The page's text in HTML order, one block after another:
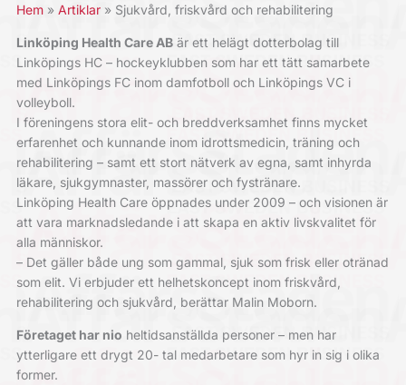
Hem
Artiklar Sjukvård, friskvård och rehabilitering
Linköping Health Care ABär ett helägt dotterbolag till
Linköpings HC – hockeyklubben som har ett tätt samarbete
med Linköpings FC inom damfotboll och Linköpings VC i
volleyboll.
I föreningens stora elit- och breddverksamhet finns mycket
erfarenhet och kunnande inom idrottsmedicin, träning och
rehabilitering – samt ett stort nätverk av egna, samt inhyrda
läkare, sjukgymnaster, massörer och fystränare.
Linköping Health Care öppnades under 2009 – och visionen är
att vara marknadsledande i att skapa en aktiv livskvalitet för
alla människor.
– Det gäller både ung som gammal, sjuk som frisk eller otränad
som elit. Vi erbjuder ett helhetskoncept inom friskvård,
rehabilitering och sjukvård, berättar Malin Moborn.
Företaget har nio heltidsanställda personer – men har
ytterligare ett drygt 20- tal medarbetare som hyr in sig i olika
former.